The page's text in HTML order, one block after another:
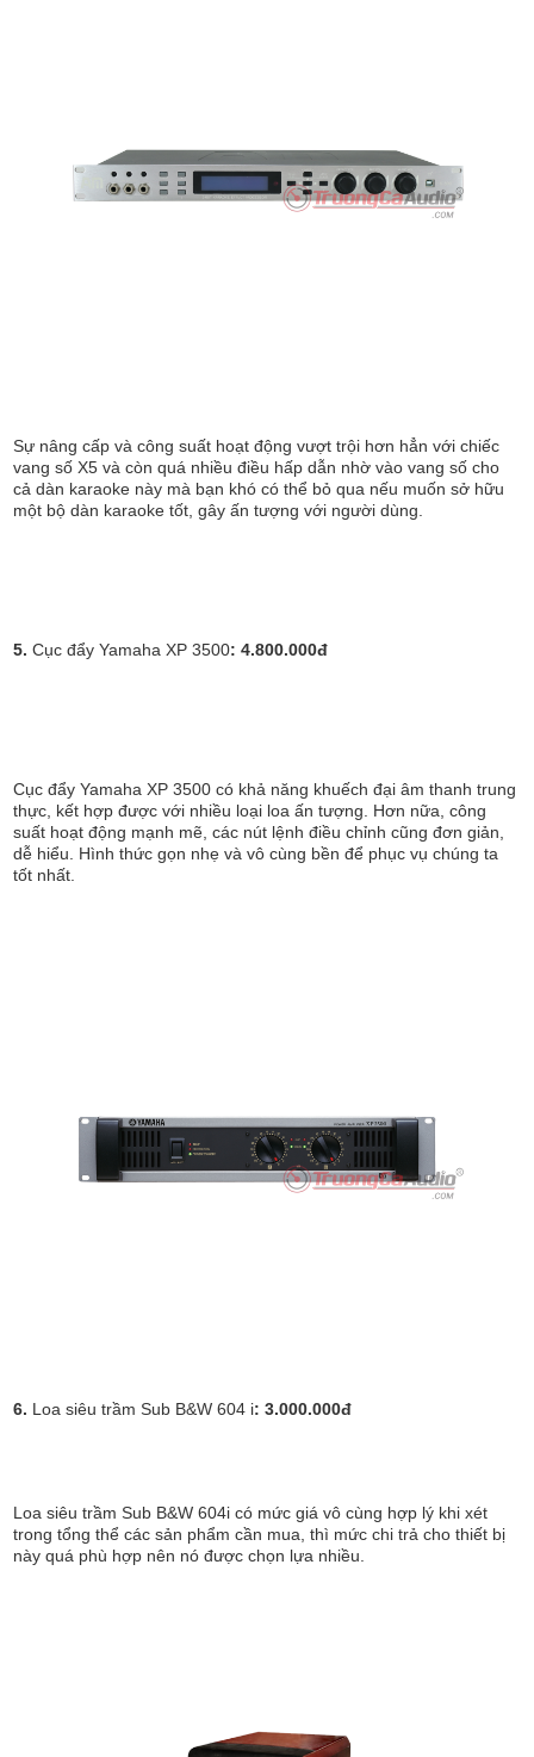
Sự nâng cấp và công suất hoạt động vượt trội hơn hẳn với chiếc
vang số X5 và còn quá nhiều điều hấp dẫn nhờ vào vang số cho
cả dàn karaoke này mà bạn khó có thể bỏ qua nếu muốn sở hữu
một bộ dàn karaoke tốt, gây ấn tượng với người dùng.
5.Cục đẩy Yamaha XP 3500: 4.800.000đ
Cục đẩy Yamaha XP 3500 có khả năng khuếch đại âm thanh trung
thực, kết hợp được với nhiều loại loa ấn tượng. Hơn nữa, công
suất hoạt động mạnh mẽ, các nút lệnh điều chỉnh cũng đơn giản,
dễ hiểu. Hình thức gọn nhẹ và vô cùng bền để phục vụ chúng ta
tốt nhất.
6. Loa siêu trầm Sub B&W 604 i: 3.000.000đ
Loa siêu trầm Sub B&W 604i có mức giá vô cùng hợp lý khi xét
trong tổng thể các sản phẩm cần mua, thì mức chi trả cho thiết bị
này quá phù hợp nên nó được chọn lựa nhiều.